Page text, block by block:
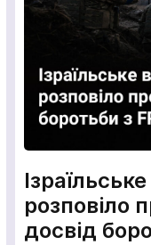
розповіло
досвід